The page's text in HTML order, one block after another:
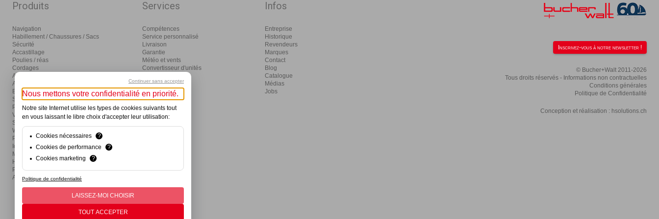
Produits
Navigation
Habillement / Chaussures / Sacs
Sécurité
Accastillage
Poulies / réas
Cordages
Amarrage / mouillage / moteurs
Aménagement
Eclairage / électricité
Sanitaires / pompes
Produits d'entretien
Visser / coller / outils
Ski nautique / wake / fun / SUP
Wind / Surf / Foil
Pêche
Idées cadeaux et activités
Mon premier bateau
Hivernage
Produits de divertissement
Actions
Services
Compétences
Service personnalisé
Livraison
Garantie
Météo et vents
Convertisseur d'unités
Distribution
Infos
Entreprise
Historique
Revendeurs
Marques
Contact
Blog
Catalogue
Médias
Jobs
Inscrivez-vous à notre newsletter !
© Bucher+Walt 2011-2026
Tous droits réservés - Informations non contractuelles
Conditions générales
Politique de Confidentialité
Conception et réalisation : hsolutions.ch
Continuer sans accepter
Nous mettons votre confidentialité en priorité.
Notre site Internet utilise les types de cookies suivants tout
en vous laissant le libre choix d'accepter leur utilisation:
Cookies nécessaires
?
Cookies de performance
?
Cookies marketing
?
Politique de confidentialité
LAISSEZ-MOI CHOISIR
TOUT ACCEPTER